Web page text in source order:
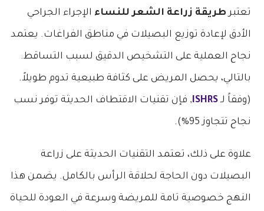
تعتبرطريقة زراعة الشعر للنساء الإجراء الجراحي
الأدق لإعادة توزيع البصيلات في مناطق الفراغات. يعتمد
نجاح العملية على التشخيص الدقيق لسبب التساقط.
بالتالي، يحصل المريض على كثافة طبيعية تدوم طويلاً.
(وفقاً لـISHRS, فإن تقنيات الاقتطاف الحديثة توفر نسب
نجاح تتجاوز 95%).
علاوة على ذلك، تعتمد التقنيات الحديثة على زراعة
البصيلات دون الحاجة لحلاقة الرأس بالكامل. يضمن هذا
النهج خصوصية تامة للمريضة وسرعة في العودة للحياة